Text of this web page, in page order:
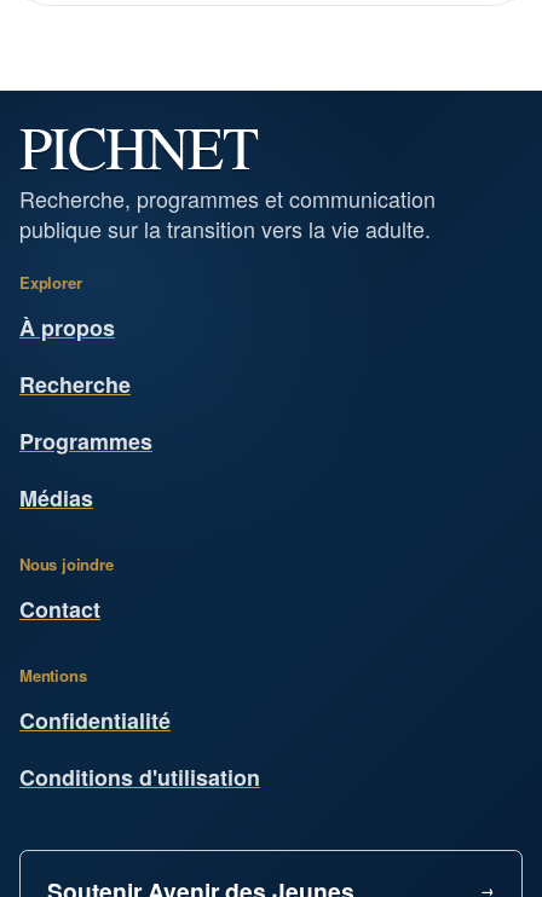
PICHNET
Recherche, programmes et communication
publique sur la transition vers la vie adulte.
Explorer
À propos
Recherche
Programmes
Médias
Nous joindre
Contact
Mentions
Confidentialité
Conditions d'utilisation